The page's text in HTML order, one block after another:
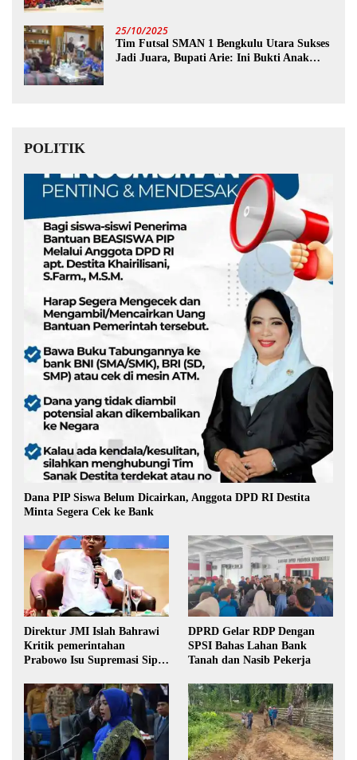
25/10/2025
Tim Futsal SMAN 1 Bengkulu Utara Sukses
Jadi Juara, Bupati Arie: Ini Bukti Anak
POLITIK
Dana PIP Siswa Belum Dicairkan, Anggota DPD RI Destita
Minta Segera Cek ke Bank
Direktur JMI Islah Bahrawi
Kritik pemerintahan
Prabowo Isu Supremasi Sipil,
Pilkada oleh DPRD
DPRD Gelar RDP Dengan
SPSI Bahas Lahan Bank
Tanah dan Nasib Pekerja